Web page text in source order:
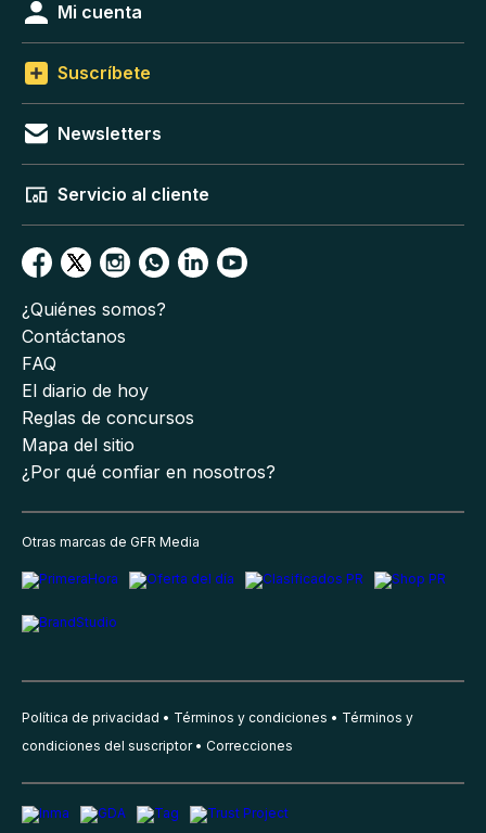
Mi cuenta
Suscríbete
Newsletters
Servicio al cliente
¿Quiénes somos?
Contáctanos
FAQ
El diario de hoy
Reglas de concursos
Mapa del sitio
¿Por qué confiar en nosotros?
Otras marcas de GFR Media
Política de privacidad Términos y condiciones
Términos y
condiciones del suscriptor
Correcciones